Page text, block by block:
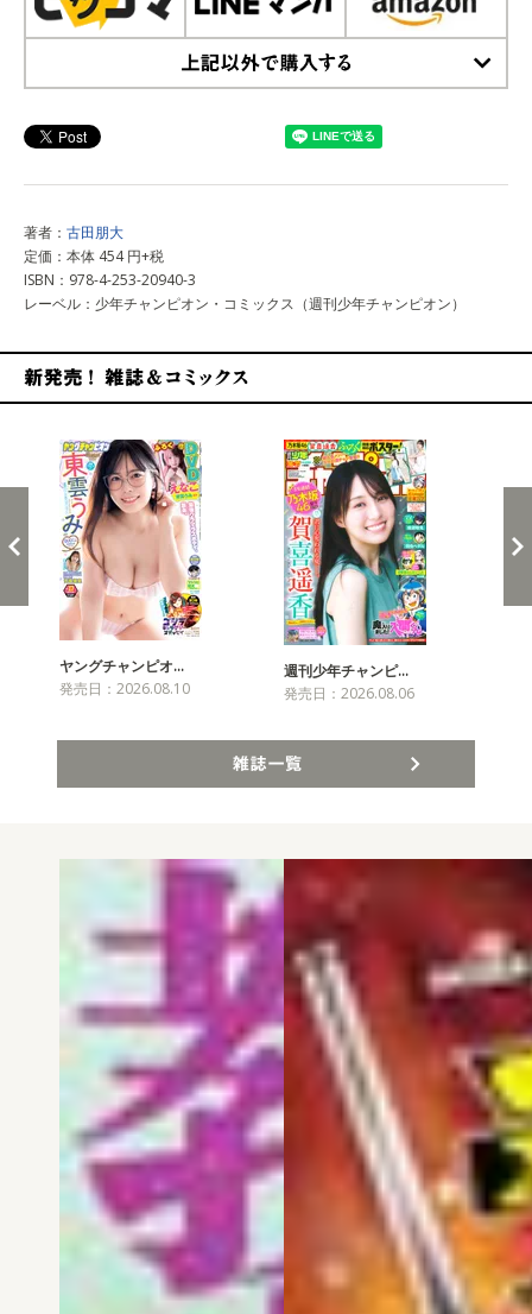
著者： 古田朋大
定価：本体 454 円+税
ISBN：978-4-253-20940-3
レーベル：少年チャンピオン・コミックス（週刊少年チャンピオン）
ヤングチャンピオ…
発売日：2026.08.10
週刊少年チャンピ…
発売日：2026.08.06